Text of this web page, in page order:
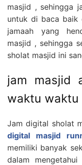
masjid , sehingga
untuk di baca baik
jamaah yang
masjid , sehingga
sholat masjid ini
jam masjid
waktu waktu
Jam digital sholat
digital masjid
memiliki banyak
dalam